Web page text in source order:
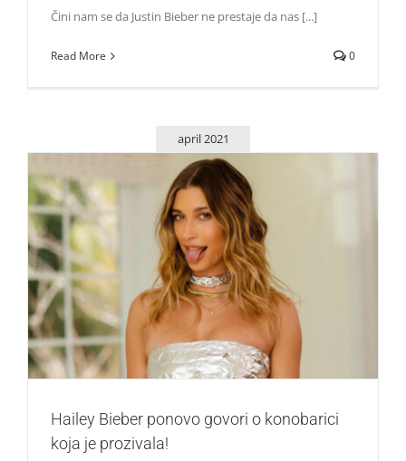
Čini nam se da Justin Bieber ne prestaje da nas [...]
Read More 0
april 2021
Hailey Bieber ponovo govori o konobarici koja je prozivala!
Zvezde
Hailey Bieber ponovo govori o konobarici
koja je prozivala!